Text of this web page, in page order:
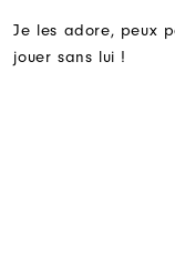
Je les adore, peux
jouer sans lui !